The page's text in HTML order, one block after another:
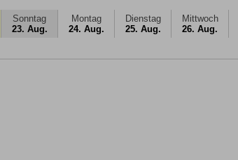
Sonntag
23. Aug.
Montag
24. Aug.
Dienstag
25. Aug.
Mittwoch
26. Aug.